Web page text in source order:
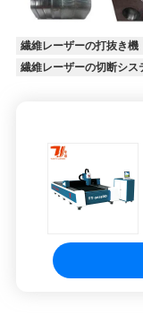
繊維レーザーの打抜き機
繊維レーザーの切断シス